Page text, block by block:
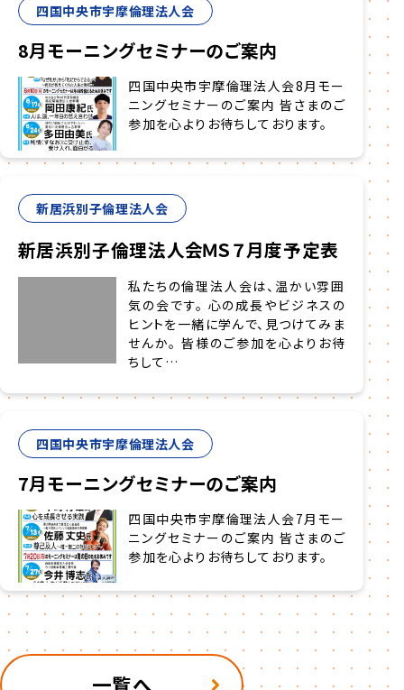
四国中央市宇摩倫理法人会
8月モーニングセミナーのご案内
四国中央市宇摩倫理法人会8月モー
ニングセミナーのご案内 皆さまのご
参加を心よりお待ちしております。
新居浜別子倫理法人会
新居浜別子倫理法人会ＭＳ７月度予定表
私たちの倫理法人会は、温かい雰囲
気の会です。 心の成長やビジネスの
ヒントを一緒に学んで、見つけてみま
せんか。 皆様のご参加を心よりお待
ちして…
四国中央市宇摩倫理法人会
7月モーニングセミナーのご案内
四国中央市宇摩倫理法人会7月モー
ニングセミナーのご案内 皆さまのご
参加を心よりお待ちしております。
一覧へ